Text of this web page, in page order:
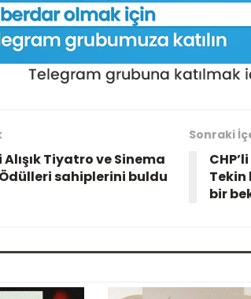
Alışık Tiyatro ve Sinema
sahiplerini buldu
Sonraki
Tekin
bir